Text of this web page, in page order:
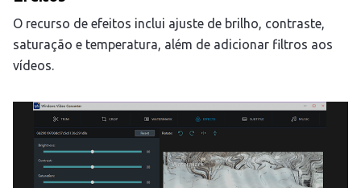
O recurso de efeitos inclui ajuste de brilho, contraste,
saturação e temperatura, além de adicionar filtros aos
vídeos.